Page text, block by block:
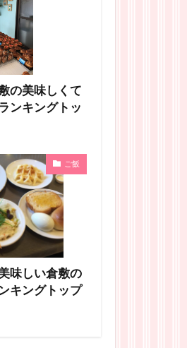
の美味しくて
ンキングトッ
ご飯
味しい倉敷の
キングトップ